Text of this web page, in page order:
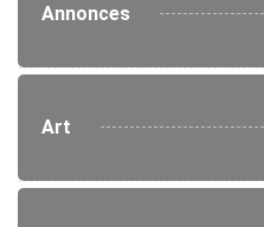
Annonces
Art